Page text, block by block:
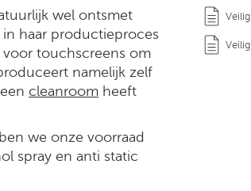
wel ontsmet
haar productieproces
touchscreens om
namelijk zelf
cleanroom heeft
we onze voorraad
spray en anti static